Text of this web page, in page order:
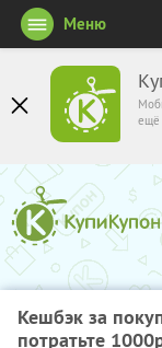
ещё
Меню
Кешбэк за
потратьте